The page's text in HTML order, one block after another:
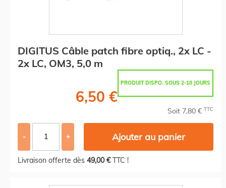
DIGITUS Câble patch fibre optiq., 2x LC -
2x LC, OM3, 5,0 m
PRODUIT DISPO. SOUS 2-10 JOURS
6,50 €
Soit 7,80 € TTC
- + Ajouter au panier
Livraison offerte dès 49,00 €TTC !